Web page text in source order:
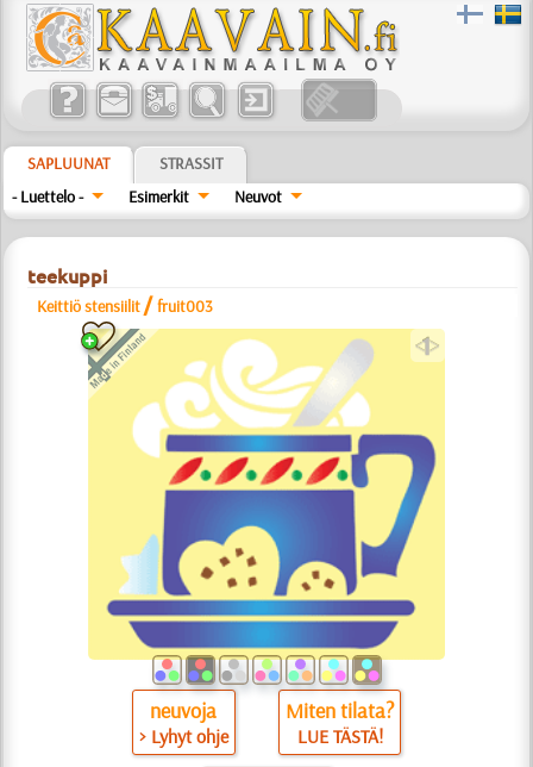
SAPLUUNAT
STRASSIT
- Luettelo -
Esimerkit Neuvot
teekuppi
Keittiö stensiilit /fruit003
a
neuvoja
> Lyhyt ohje
Miten tilata?
LUE TÄSTÄ!